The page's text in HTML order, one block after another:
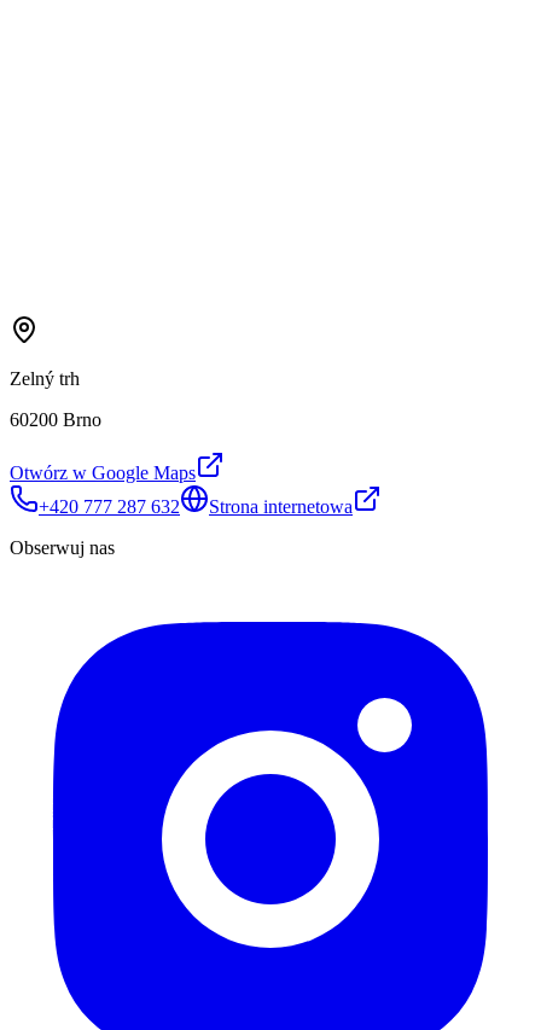
Zelný trh
60200 Brno
Otwórz w Google Maps
+420 777 287 632
Strona internetowa
Obserwuj nas